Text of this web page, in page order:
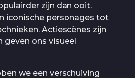
zijn dan ooit.
iconische personages tot
Actiescènes zijn
geven ons visueel
we een verschuiving